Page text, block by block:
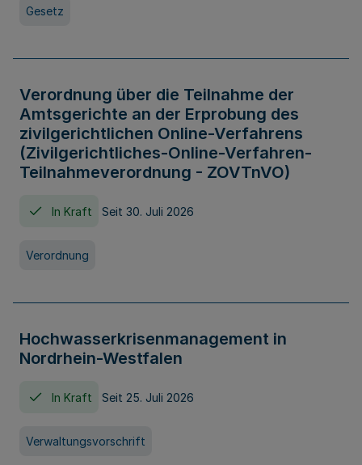
Gesetz
Verordnung über die Teilnahme der
Amtsgerichte an der Erprobung des
zivilgerichtlichen Online-Verfahrens
(Zivilgerichtliches-Online-Verfahren-
Teilnahmeverordnung - ZOVTnVO)
In Kraft Seit 30. Juli 2026
Verordnung
Hochwasserkrisenmanagement in
Nordrhein-Westfalen
In Kraft Seit 25. Juli 2026
Verwaltungsvorschrift